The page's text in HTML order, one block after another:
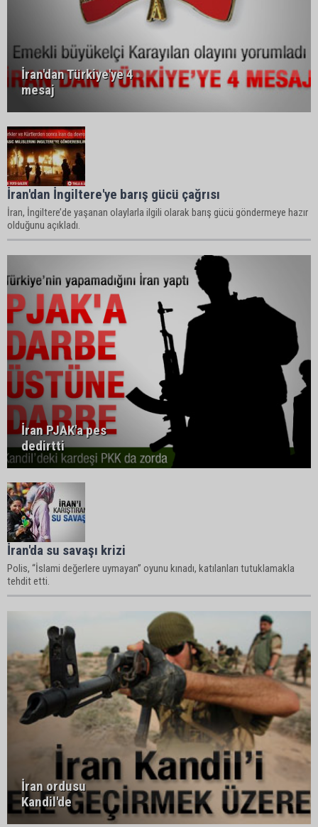
İran'dan Türkiye'ye 4
mesaj
İran'dan İngiltere'ye barış gücü çağrısı
İran, İngiltere’de yaşanan olaylarla ilgili olarak barış gücü göndermeye hazır
olduğunu açıkladı.
İran PJAK'a pes
dedirtti
İran'da su savaşı krizi
Polis, “İslami değerlere uymayan” oyunu kınadı, katılanları tutuklamakla
tehdit etti.
İran ordusu
Kandil'de